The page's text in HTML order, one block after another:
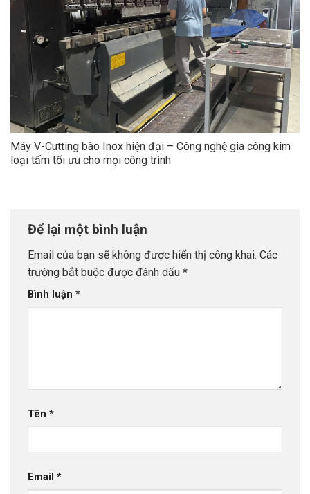
Máy V-Cutting bào Inox hiện đại – Công nghệ gia công kim
loại tấm tối ưu cho mọi công trình
Để lại một bình luận
Email của bạn sẽ không được hiển thị công khai. Các
trường bắt buộc được đánh dấu *
Bình luận *
Tên *
Email *